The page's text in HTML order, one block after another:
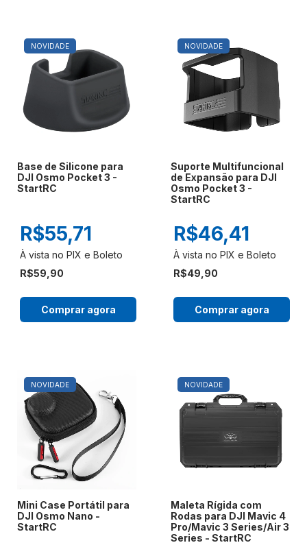
NOVIDADE
Base de Silicone para
DJI Osmo Pocket 3 -
StartRC
R$59,90
R$55,71
Comprar agora
NOVIDADE
Suporte Multifuncional
de Expansão para DJI
Osmo Pocket 3 -
StartRC
R$49,90
R$46,41
Comprar agora
NOVIDADE
Mini Case Portátil para
DJI Osmo Nano -
StartRC
NOVIDADE
Maleta Rígida com
Rodas para DJI Mavic 4
Pro/Mavic 3 Series/Air 3
Series - StartRC